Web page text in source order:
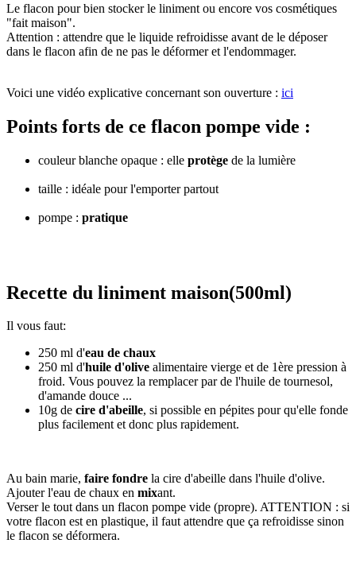
Le flacon pour bien stocker le liniment ou encore vos cosmétiques
"fait maison".
Attention : attendre que le liquide refroidisse avant de le déposer
dans le flacon afin de ne pas le déformer et l'endommager.
Voici une vidéo explicative concernant son ouverture : ici
Points forts de ce flacon pompe vide :
couleur blanche opaque : elle protège de la lumière
taille : idéale pour l'emporter partout
pompe : pratique
Recette du liniment maison(500ml)
Il vous faut:
250 ml d'eau de chaux
250 ml d'huile d'olive alimentaire vierge et de 1ère pression à
froid. Vous pouvez la remplacer par de l'huile de tournesol,
d'amande douce ...
10g de cire d'abeille, si possible en pépites pour qu'elle fonde
plus facilement et donc plus rapidement.
Au bain marie, faire fondre la cire d'abeille dans l'huile d'olive.
Ajouter l'eau de chaux en mixant.
Verser le tout dans un flacon pompe vide (propre). ATTENTION : si
votre flacon est en plastique, il faut attendre que ça refroidisse sinon
le flacon se déformera.